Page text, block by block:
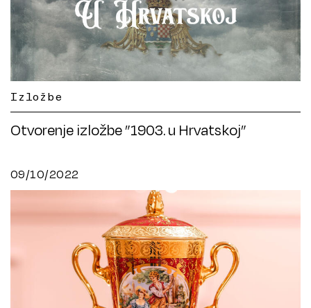
Izložbe
Otvorenje izložbe ”1903. u Hrvatskoj”
09/10/2022